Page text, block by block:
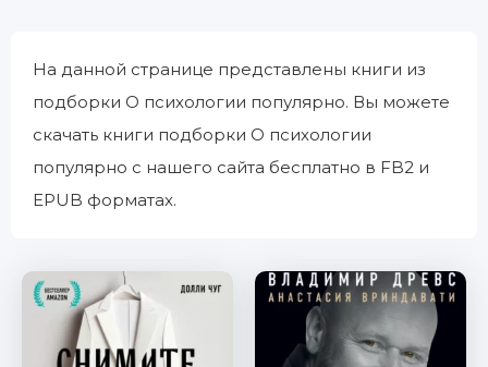
На данной странице представлены книги из
подборки О психологии популярно. Вы можете
скачать книги подборки О психологии
популярно с нашего сайта бесплатно в FB2 и
EPUB форматах.